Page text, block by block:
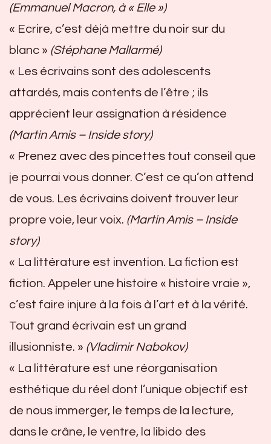
(Emmanuel Macron, à « Elle »)
« Ecrire, c’est déjà mettre du noir sur du
blanc » (Stéphane Mallarmé)
« Les écrivains sont des adolescents
attardés, mais contents de l’être ; ils
apprécient leur assignation à résidence
(Martin Amis – Inside story)
« Prenez avec des pincettes tout conseil que
je pourrai vous donner. C’est ce qu’on attend
de vous. Les écrivains doivent trouver leur
propre voie, leur voix. (Martin Amis – Inside
story)
« La littérature est invention. La fiction est
fiction. Appeler une histoire « histoire vraie »,
c’est faire injure à la fois à l’art et à la vérité.
Tout grand écrivain est un grand
illusionniste. » (Vladimir Nabokov)
« La littérature est une réorganisation
esthétique du réel dont l’unique objectif est
de nous immerger, le temps de la lecture,
dans le crâne, le ventre, la libido des